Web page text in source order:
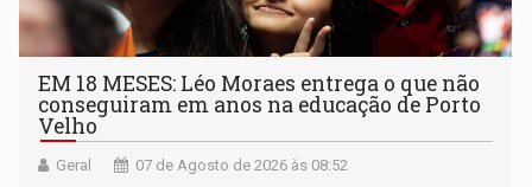
EM 18 MESES: Léo Moraes entrega o que não
conseguiram em anos na educação de Porto
Velho
Geral 07 de Agosto de 2026 às 08:52